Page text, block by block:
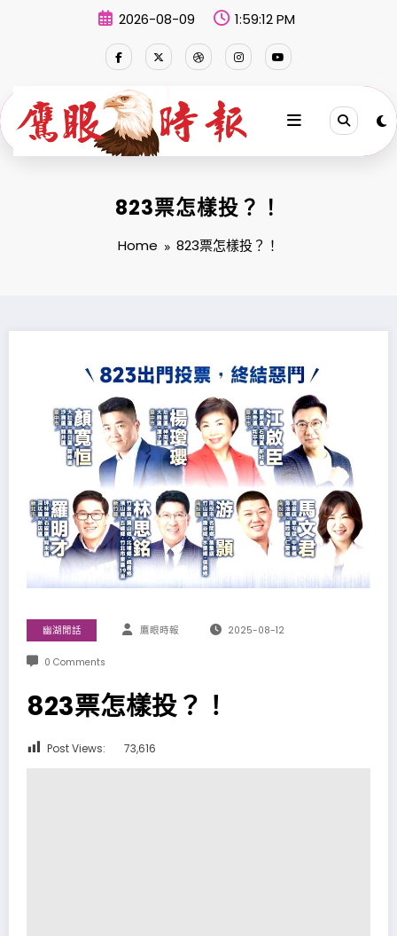
2026-08-09 1:59:13 PM
823票怎樣投？！
Home 823票怎樣投？！
幽湖閒話 鷹眼時報 2025-08-12
0 Comments
823票怎樣投？！
Post Views: 73,616